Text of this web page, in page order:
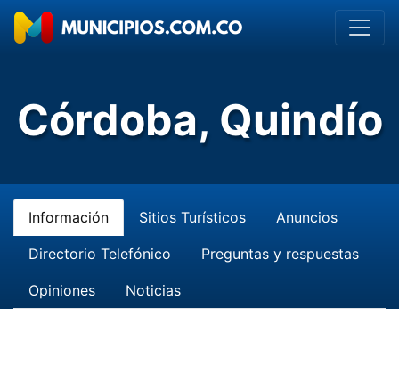
Córdoba, Quindío
Información Sitios Turísticos Anuncios
Directorio Telefónico Preguntas y respuestas
Opiniones Noticias